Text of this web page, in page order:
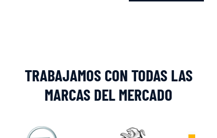
TRABAJAMOS CON TODAS LAS
MARCAS DEL MERCADO